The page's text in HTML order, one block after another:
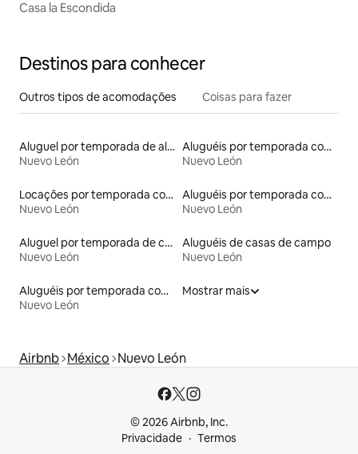
Casa la Escondida
Destinos para conhecer
Outros tipos de acomodações Coisas para fazer
Aluguel por temporada de alojamentos ecológicos
Nuevo León
Aluguéis por temporada com acesso à praia
Nuevo León
Locações por temporada com piscina
Nuevo León
Aluguéis por temporada com café da manhã
Nuevo León
Aluguel por temporada de casas de hóspedes
Nuevo León
Aluguéis de casas de campo
Nuevo León
Aluguéis por temporada com acesso ao lago
Nuevo León
Mostrar mais
Airbnb México Nuevo León
© 2026 Airbnb, Inc.
Privacidade
Termos